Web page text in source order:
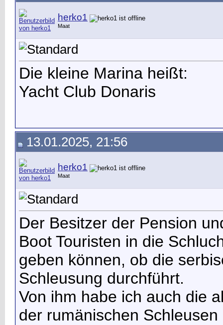
herko1
Maat
Die kleine Marina heißt:
Yacht Club Donaris
13.01.2025, 21:56
herko1
Maat
Der Besitzer der Pension
Boot Touristen in die
geben können, ob die
Schleusung durchführt.
Von ihm habe ich auch die
der rumänischen